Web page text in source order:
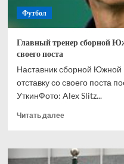
Футбол
Главный тренер сборной
своего поста
Наставник сборной
отставку со своего поста
УткинФото: Alex Slitz...
Читать далееПрочитать
Главный
тренер